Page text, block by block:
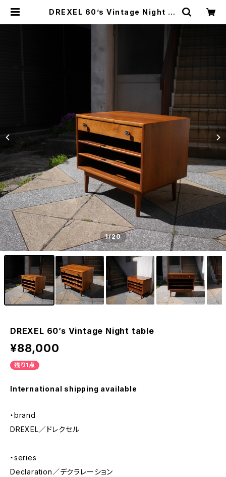
DREXEL 60’s Vintage Night ta
神楽坂のリサイクルショップ・古着
1/20
DREXEL 60’s Vintage Night table
¥88,000
残り1点
International shipping available
・brand
DREXEL／ドレクセル
・series
Declaration／デクラレーション